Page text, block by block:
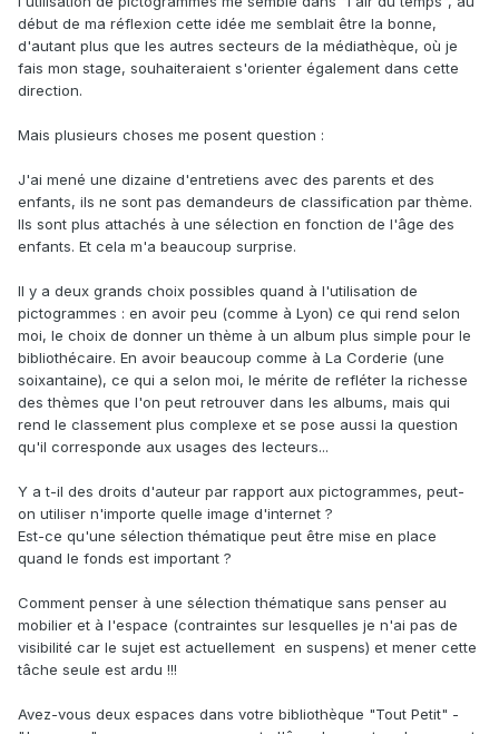
début de ma réflexion cette idée me semblait être la bonne,
d'autant plus que les autres secteurs de la médiathèque, où je
fais mon stage, souhaiteraient s'orienter également dans cette
direction.
Mais plusieurs choses me posent question :
J'ai mené une dizaine d'entretiens avec des parents et des
enfants, ils ne sont pas demandeurs de classification par thème.
Ils sont plus attachés à une sélection en fonction de l'âge des
enfants. Et cela m'a beaucoup surprise.
Il y a deux grands choix possibles quand à l'utilisation de
pictogrammes : en avoir peu (comme à Lyon) ce qui rend selon
moi, le choix de donner un thème à un album plus simple pour le
bibliothécaire. En avoir beaucoup comme à La Corderie (une
soixantaine), ce qui a selon moi, le mérite de refléter la richesse
des thèmes que l'on peut retrouver dans les albums, mais qui
rend le classement plus complexe et se pose aussi la question
qu'il corresponde aux usages des lecteurs...
Y a t-il des droits d'auteur par rapport aux pictogrammes, peut-
on utiliser n'importe quelle image d'internet ?
Est-ce qu'une sélection thématique peut être mise en place
quand le fonds est important ?
Comment penser à une sélection thématique sans penser au
mobilier et à l'espace (contraintes sur lesquelles je n'ai pas de
visibilité car le sujet est actuellement en suspens) et mener cette
tâche seule est ardu !!!
Avez-vous deux espaces dans votre bibliothèque "Tout Petit" -